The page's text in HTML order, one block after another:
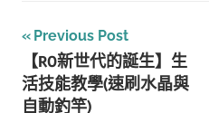
文
章
Previous Post
【RO新世代的誕生】生
活技能教學(速刷水晶與
自動釣竿)